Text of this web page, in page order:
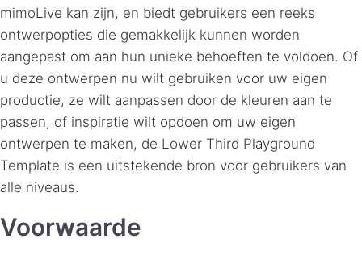
mimoLive kan zijn, en biedt gebruikers een reeks
ontwerpopties die gemakkelijk kunnen worden
aangepast om aan hun unieke behoeften te voldoen. Of
u deze ontwerpen nu wilt gebruiken voor uw eigen
productie, ze wilt aanpassen door de kleuren aan te
passen, of inspiratie wilt opdoen om uw eigen
ontwerpen te maken, de Lower Third Playground
Template is een uitstekende bron voor gebruikers van
alle niveaus.
Voorwaarde